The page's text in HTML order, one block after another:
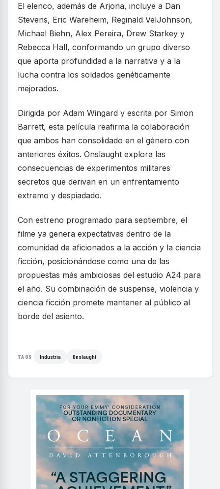
El elenco, además de Arjona, incluye a Dan
Stevens, Eric Wareheim, Reginald VelJohnson,
Michael Biehn, Alex Pereira, Drew Starkey y
Rebecca Hall, conformando un grupo diverso
que aporta profundidad a la narrativa y a la
lucha contra los soldados genéticamente
mejorados.
Dirigida por Adam Wingard y escrita por Simon
Barrett, esta película reafirma la colaboración
que ambos han consolidado en el género con
anteriores éxitos. Onslaught explora las
consecuencias de experimentos militares
secretos que derivan en un enfrentamiento
extremo y despiadado.
Con estreno programado para septiembre, el
filme ya genera expectativas dentro de la
comunidad de aficionados a la acción y la ciencia
ficción, posicionándose como una de las
propuestas más ambiciosas del estudio A24 para
el año. Su combinación de suspense, violencia y
ciencia ficción promete mantener al público al
borde del asiento.
TAGS Industria Onslaught